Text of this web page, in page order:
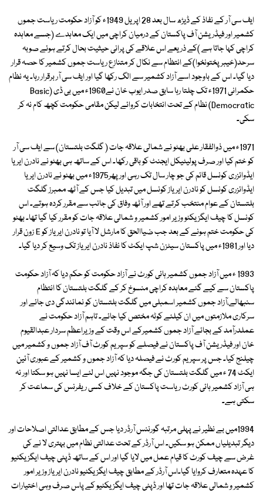
ایف سی آر کے نفاذ کے ڈیڑھ سال بعد 28 اپریل 1949ء کو آزاد حکومت ریاست جموں
کشمیر اور فیڈریشن آف پاکستان کے درمیان کراچی میں ایک معاہدے (جسے معاہدہ
کراچی کہا جاتا ہے )کے ذریعے اس علاقے کی پرانی حیثیت بحال کرتے ہوئے صوبہ
سرحد(خیبر پختونخوا)کے انتظام سے نکال کر متنازع ریاست جموں کشمیر کا حصہ قرار
دیا گیا۔ اس کے باوجود اسے آزاد کشمیر سے الگ رکھا گیا اور ایف سی آر برقرار رہا۔ یہ نظام
حکمرانی 1971ء تک چلتا رہا سابق صدر ایوب خان نے1960ء میں بی ڈی (Basic
Democratic) نظام کے تحت انتخابات کروائے لیکن مقامی حکومت کچھ کام نہ کر
سکی۔
1971ء میں ذوالفقار علی بھٹو نے شمالی علاقہ جات ( گلگت بلتستان) سے ایف سی آر
کو ختم کیا اور صرف پولیٹیکل ایجنٹ کو باقی رکھا۔ اس کے ساتھ ہی بھٹو نے نادرن ایریا
ایڈوائزری کونسل قائم کی جو چار سال تک رہی اور پھر1975ء میں بھٹو نے نادرن ایریا
ایڈوائزری کونسل کو نادرن ایریاز کونسل میں تبدیل کیا جس کے آٹھ ممبرز گلگت
بلتستان کے عوام منتخب کرتے تھے اور آٹھ وفاق کی جانب سے مقرر کردہ ہوتے۔ اس
کونسل کا چیف ایگزیکٹو وزیر امور کشمیر و شمالی علاقہ جات کو مقرر کیا گیا تھا۔ بھٹو
کی حکومت ختم ہونے کے بعد جب ضیاالحق کا مارشل لا آیا تو نادرن ایریاز کو E زون قرار
دیا اور 1981ء میں پاکستان سیٹزن شپ ایکٹ کا نفاذ نادرن ایریاز تک وسیع کر دیا گیا۔
1993 ء میں آزاد جموں کشمیر ہائی کورٹ نے آزاد حکومت کو حکم دیا کہ آزاد حکومت
پاکستان سے کیے گئے معاہدہ کراچی منسوخ کر کے گلگت بلتستان کا انتظام
سنبھالے،آزاد جموں کشمیر اسمبلی میں گلگت بلتستان کو نمائندگی دی جائے اور
سرکاری ملازمتوں میں ان کیلئے کوٹہ مختص کیا جائے۔ تاہم آزاد حکومت نے
عملدرآمد کے بجائے آزاد جموں کشمیرکے اس وقت کے وزیراعظم سردار عبدالقیوم
خان اور فیڈریشن آف پاکستان نے فیصلے کو سپریم کورٹ آف آزاد جموں و کشمیر میں
چیلنج کیا۔ جس پر سپریم کورٹ نے فیصلہ دیا کہ آزاد جموں و کشمیر کے عبوری آئین
ایکٹ 74 ء میں گلگت بلتستان کی جگہ موجود نہیں اس لئے ایسا نہیں ہو سکتا اور نہ
ہی آزاد کشمیر ہائی کورٹ ریاست پاکستان کے خلاف کسی ریفرنس کی سماعت کر
سکتی ہے۔
1994میں بے نظیر نے پہلی مرتبہ گورننس آرڈر دیا جس کے مطابق عدالتی اصلاحات اور
دیگر تبدیلیاں ممکن ہو سکیں۔ اس آرڈر کے تحت عدالتی نظام میں بہتری لا نے کی
غرض سے چیف کورٹ کا قیام عمل میں لایا گیا اور اس کے ساتھ ڈپٹی چیف ایگزیکٹیو
کا عہدہ متعارف کروایا گیا۔اس آرڈر کے مطابق چیف ایگزیکٹیو نادرن ایریاز وزیر امور
کشمیر و شمالی علاقہ جات تھا اور ڈپٹی چیف ایگزیکٹیو کے پاس صرف وہی اختیارات